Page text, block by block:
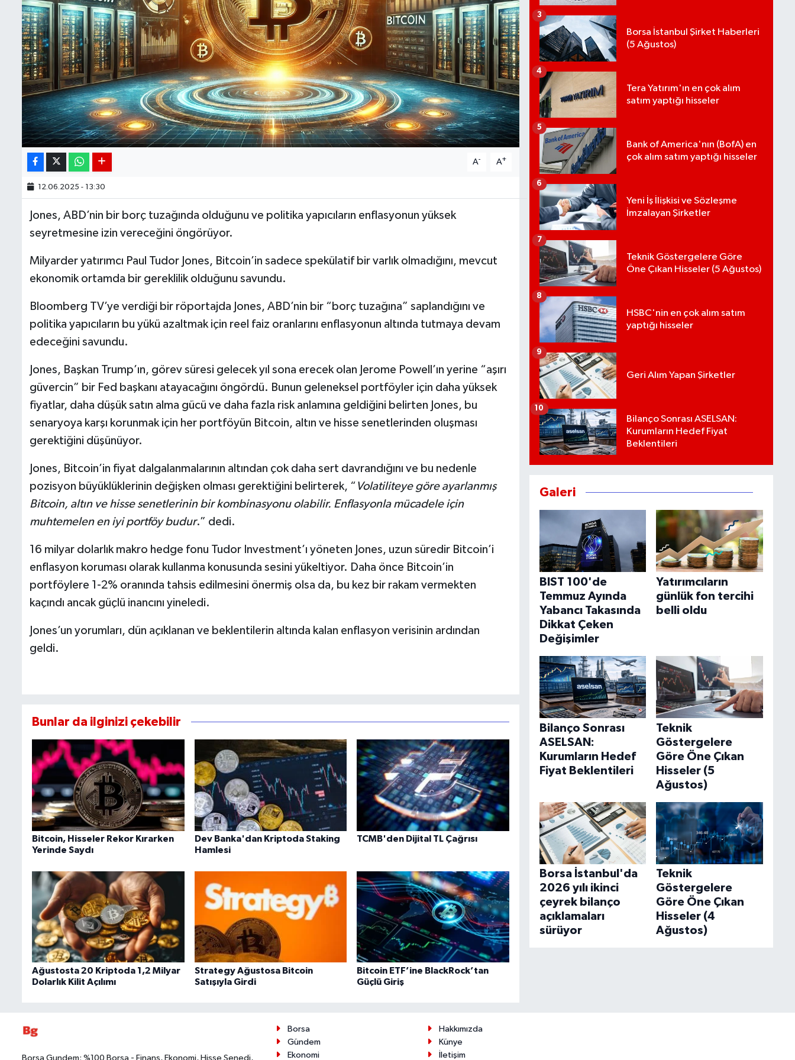
A- A+
12.06.2025 - 13:30
Jones, ABD’nin bir borç tuzağında olduğunu ve politika yapıcıların enflasyonun yüksek
seyretmesine izin vereceğini öngörüyor.
Milyarder yatırımcı Paul Tudor Jones, Bitcoin’in sadece spekülatif bir varlık olmadığını, mevcut
ekonomik ortamda bir gereklilik olduğunu savundu.
Bloomberg TV’ye verdiği bir röportajda Jones, ABD’nin bir “borç tuzağına” saplandığını ve
politika yapıcıların bu yükü azaltmak için reel faiz oranlarını enflasyonun altında tutmaya devam
edeceğini savundu.
Jones, Başkan Trump’ın, görev süresi gelecek yıl sona erecek olan Jerome Powell’ın yerine “aşırı
güvercin” bir Fed başkanı atayacağını öngördü. Bunun geleneksel portföyler için daha yüksek
fiyatlar, daha düşük satın alma gücü ve daha fazla risk anlamına geldiğini belirten Jones, bu
senaryoya karşı korunmak için her portföyün Bitcoin, altın ve hisse senetlerinden oluşması
gerektiğini düşünüyor.
Jones, Bitcoin’in fiyat dalgalanmalarının altından çok daha sert davrandığını ve bu nedenle
pozisyon büyüklüklerinin değişken olması gerektiğini belirterek, “ Volatiliteye göre ayarlanmış
Bitcoin, altın ve hisse senetlerinin bir kombinasyonu olabilir. Enflasyonla mücadele için
muhtemelen en iyi portföy budur.” dedi.
16 milyar dolarlık makro hedge fonu Tudor Investment’ı yöneten Jones, uzun süredir Bitcoin’i
enflasyon koruması olarak kullanma konusunda sesini yükeltiyor. Daha önce Bitcoin’in
portföylere 1-2% oranında tahsis edilmesini önermiş olsa da, bu kez bir rakam vermekten
kaçındı ancak güçlü inancını yineledi.
Jones’un yorumları, dün açıklanan ve beklentilerin altında kalan enflasyon verisinin ardından
geldi.
Bunlar da ilginizi çekebilir
Bitcoin, Hisseler Rekor Kırarken
Yerinde Saydı
Dev Banka'dan Kriptoda Staking
Hamlesi
TCMB'den Dijital TL Çağrısı
Ağustosta 20 Kriptoda 1,2 Milyar
Dolarlık Kilit Açılımı
Strategy Ağustosa Bitcoin
Satışıyla Girdi
Bitcoin ETF’ine BlackRock’tan
Güçlü Giriş
Borsa İstanbul Şirket Haberleri
(5 Ağustos)
3
Tera Yatırım'ın en çok alım
satım yaptığı hisseler
4
Bank of America'nın (BofA) en
çok alım satım yaptığı hisseler
5
Yeni İş İlişkisi ve Sözleşme
İmzalayan Şirketler
6
Teknik Göstergelere Göre
Öne Çıkan Hisseler (5 Ağustos)
7
HSBC'nin en çok alım satım
yaptığı hisseler
8
Geri Alım Yapan Şirketler
9
Bilanço Sonrası ASELSAN:
Kurumların Hedef Fiyat
Beklentileri
10
Galeri
BIST 100'de
Temmuz Ayında
Yabancı Takasında
Dikkat Çeken
Değişimler
Yatırımcıların
günlük fon tercihi
belli oldu
Bilanço Sonrası
ASELSAN:
Kurumların Hedef
Fiyat Beklentileri
Teknik
Göstergelere
Göre Öne Çıkan
Hisseler (5
Ağustos)
Borsa İstanbul'da
2026 yılı ikinci
çeyrek bilanço
açıklamaları
sürüyor
Teknik
Göstergelere
Göre Öne Çıkan
Hisseler (4
Ağustos)
Borsa Gundem: %100 Borsa - Finans, Ekonomi, Hisse Senedi,
Borsa
Hakkımızda
Gündem
Künye
Ekonomi
İletişim